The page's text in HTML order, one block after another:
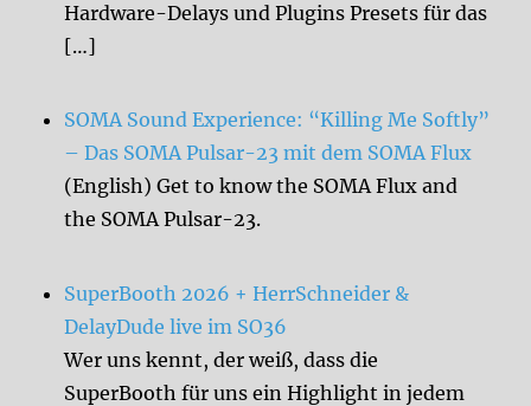
Hardware-Delays und Plugins Presets für das
[…]
SOMA Sound Experience: “Killing Me Softly”
– Das SOMA Pulsar-23 mit dem SOMA Flux
(English) Get to know the SOMA Flux and
the SOMA Pulsar-23.
SuperBooth 2026 + HerrSchneider &
DelayDude live im SO36
Wer uns kennt, der weiß, dass die
SuperBooth für uns ein Highlight in jedem